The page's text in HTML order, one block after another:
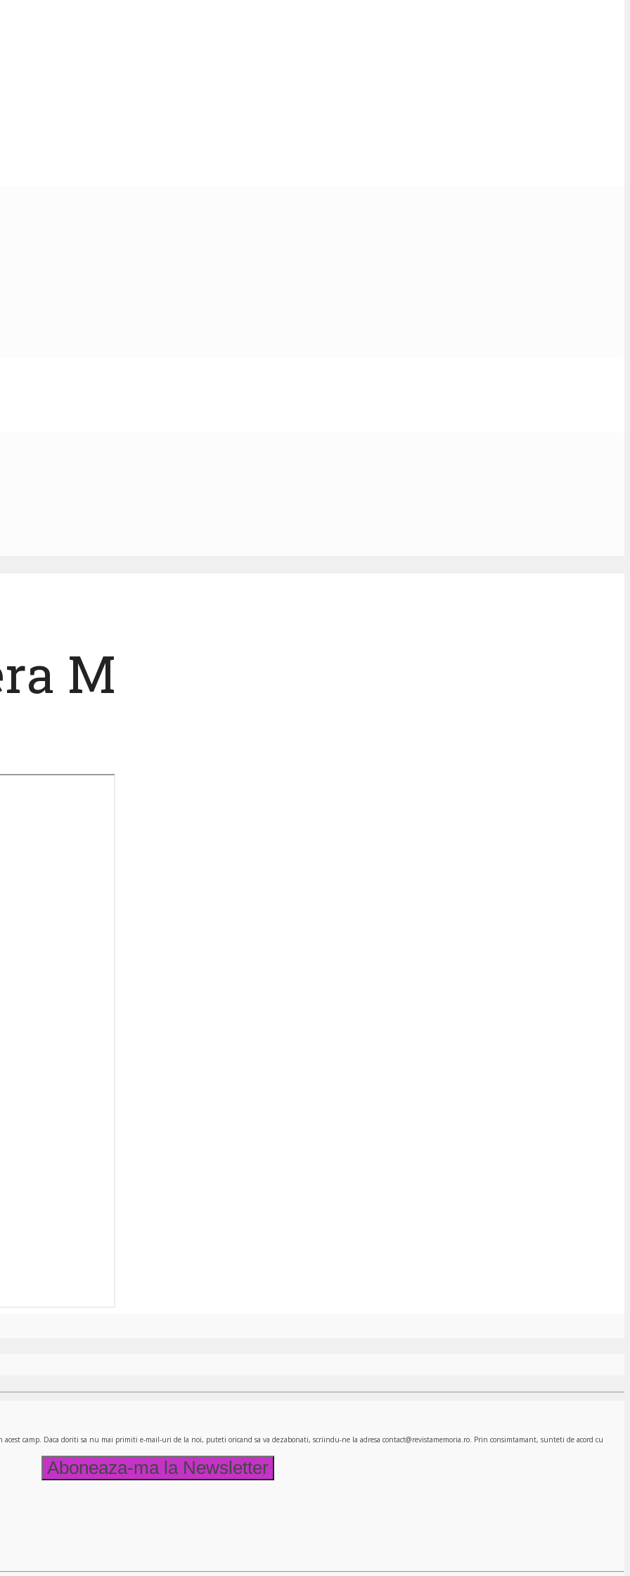
M
camp. Daca doriti sa nu mai primiti e-mail-uri de la noi, puteti oricand sa va dezabonati, scriindu-ne la adresa contact@revistamemoria.ro. Prin consimtamant, sunteti de acord cu